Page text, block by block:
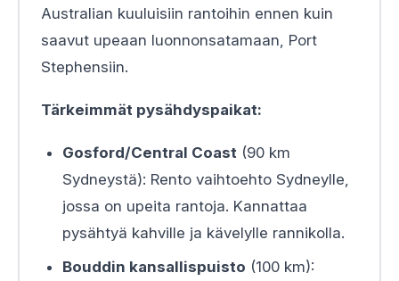
Australian kuuluisiin rantoihin ennen kuin
saavut upeaan luonnonsatamaan, Port
Stephensiin.
Tärkeimmät pysähdyspaikat:
Gosford/Central Coast (90 km
Sydneystä): Rento vaihtoehto Sydneylle,
jossa on upeita rantoja. Kannattaa
pysähtyä kahville ja kävelylle rannikolla.
Bouddin kansallispuisto (100 km):